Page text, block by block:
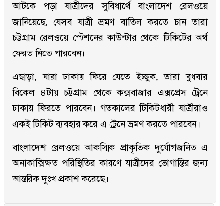
আটকে পড়া যাত্রীদের সুবিধার্থে বাংলাদেশ রেলওয়ে
জানিয়েছে, যেসব যাত্রী ভ্রমণ বাতিল করতে চান তারা
চট্টগ্রাম রেলওয়ে স্টেশনের কাউন্টার থেকে টিকিটের অর্থ
ফেরত নিতে পারবেন।
এছাড়া, যারা ঢাকায় ফিরে যেতে ইচ্ছুক, তারা বুধবার
বিকেল ৪টায় চট্টগ্রাম থেকে কক্সবাজার এক্সপ্রেস ট্রেনে
ঢাকায় ফিরতে পারবেন। গতকালের টিকিটধারী যাত্রীরাও
একই টিকিট ব্যবহার করে এ ট্রেনে ভ্রমণ করতে পারবেন।
বাংলাদেশ রেলওয়ে আকস্মিক প্রাকৃতিক দুর্যোগজনিত এ
অনাকাক্সিক্ষত পরিস্থিতির কারণে যাত্রীদের ভোগান্তির জন্য
আন্তরিক দুঃখ প্রকাশ করেছে।